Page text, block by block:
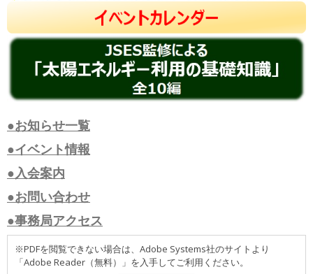
●お知らせ一覧
●イベント情報
●入会案内
●お問い合わせ
●事務局アクセス
※PDFを閲覧できない場合は、Adobe Systems社のサイトより
「Adobe Reader（無料）」を入手してご利用ください。